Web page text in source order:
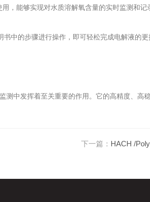
能够实现对水质溶解氧含量的实时监测和记
的步骤进行操作，即可轻松完成电解液的
测中发挥着至关重要的作用。它的高精度、高
下一篇： HACH /